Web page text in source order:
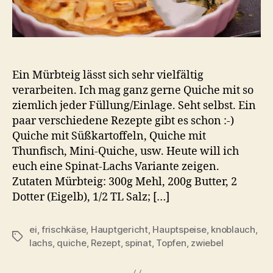
Ein Mürbteig lässt sich sehr vielfältig
verarbeiten. Ich mag ganz gerne Quiche mit so
ziemlich jeder Füllung/Einlage. Seht selbst. Ein
paar verschiedene Rezepte gibt es schon :-)
Quiche mit Süßkartoffeln, Quiche mit
Thunfisch, Mini-Quiche, usw. Heute will ich
euch eine Spinat-Lachs Variante zeigen.
Zutaten Mürbteig: 300g Mehl, 200g Butter, 2
Dotter (Eigelb), 1/2 TL Salz; […]
Schlagwörter
ei, frischkäse, Hauptgericht, Hauptspeise, knoblauch,
lachs, quiche, Rezept, spinat, Topfen, zwiebel